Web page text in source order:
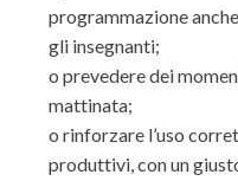
programmazione
gli insegnanti;
o prevedere dei
mattinata;
o rinforzare l’uso
produttivi, con un